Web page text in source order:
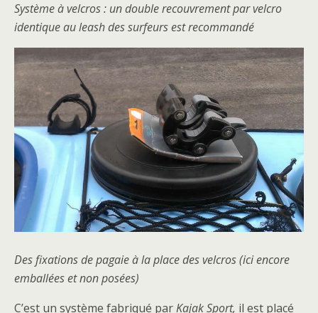
Système à velcros : un double recouvrement par velcro
identique au leash des surfeurs est recommandé
Des fixations de pagaie à la place des velcros (ici encore
emballées et non posées)
C’est un système fabriqué parKajak Sport, il est placé